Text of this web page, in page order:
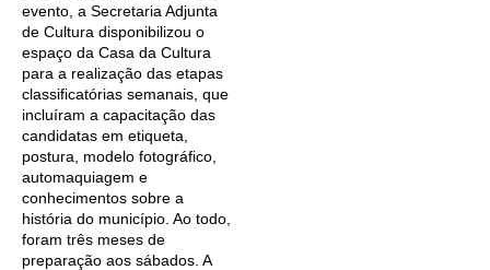
evento, a Secretaria Adjunta
de Cultura disponibilizou o
espaço da Casa da Cultura
para a realização das etapas
classificatórias semanais, que
incluíram a capacitação das
candidatas em etiqueta,
postura, modelo fotográfico,
automaquiagem e
conhecimentos sobre a
história do município. Ao todo,
foram três meses de
preparação aos sábados. A